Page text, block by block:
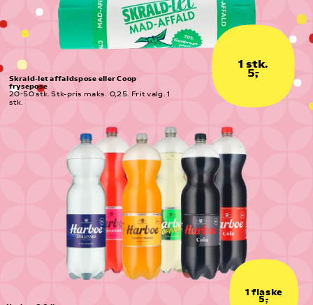
1 stk.
5,-
Skrald-let affaldspose eller Coop
frysepose
20-50 stk. Stk-pris maks.  0,25. Frit valg. 1
stk.
1 flaske
5,-